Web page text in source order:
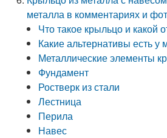
металла в комментариях и
Что такое крыльцо и какой
Какие альтернативы есть у
Металлические элементы
Фундамент
Ростверк из стали
Лестница
Перила
Навес